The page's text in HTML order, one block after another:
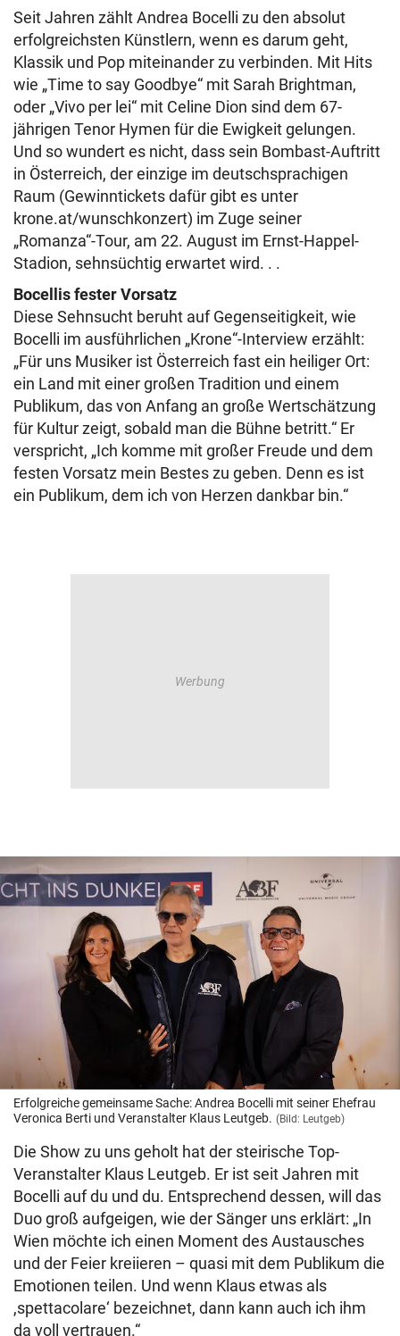
Seit Jahren zählt Andrea Bocelli zu den absolut
erfolgreichsten Künstlern, wenn es darum geht,
Klassik und Pop miteinander zu verbinden. Mit Hits
wie „Time to say Goodbye“ mit Sarah Brightman,
oder „Vivo per lei“ mit Celine Dion sind dem 67-
jährigen Tenor Hymen für die Ewigkeit gelungen.
Und so wundert es nicht, dass sein Bombast-Auftritt
in Österreich, der einzige im deutschsprachigen
Raum (Gewinntickets dafür gibt es unter
krone.at/wunschkonzert) im Zuge seiner
„Romanza“-Tour, am 22. August im Ernst-Happel-
Stadion, sehnsüchtig erwartet wird. . .
Bocellis fester Vorsatz
Diese Sehnsucht beruht auf Gegenseitigkeit, wie
Bocelli im ausführlichen „Krone“-Interview erzählt:
„Für uns Musiker ist Österreich fast ein heiliger Ort:
ein Land mit einer großen Tradition und einem
Publikum, das von Anfang an große Wertschätzung
für Kultur zeigt, sobald man die Bühne betritt.“ Er
verspricht, „Ich komme mit großer Freude und dem
festen Vorsatz mein Bestes zu geben. Denn es ist
ein Publikum, dem ich von Herzen dankbar bin.“
Erfolgreiche gemeinsame Sache: Andrea Bocelli mit seiner Ehefrau
Veronica Berti und Veranstalter Klaus Leutgeb. (Bild: Leutgeb)
Die Show zu uns geholt hat der steirische Top-
Veranstalter Klaus Leutgeb. Er ist seit Jahren mit
Bocelli auf du und du. Entsprechend dessen, will das
Duo groß aufgeigen, wie der Sänger uns erklärt: „In
Wien möchte ich einen Moment des Austausches
und der Feier kreiieren – quasi mit dem Publikum die
Emotionen teilen. Und wenn Klaus etwas als
,spettacolare‘ bezeichnet, dann kann auch ich ihm
da voll vertrauen.“